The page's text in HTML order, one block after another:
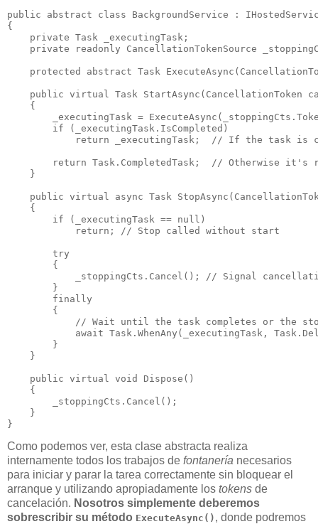
public abstract class BackgroundService :
{
private Task _executingTask;
private
readonly CancellationTokenSource
protected abstract Task ExecuteAsync
public virtual Task StartAsync (CancellationToken
    {
_executingTask =
if (_executingTask.IsCompleted)
return _executingTask; // If the task is
return Task.CompletedTask;
// Otherwise it's
    }
public virtual async Task StopAsync
    {
if (_executingTask == null )
return ; // Stop called without start
try
        {
            _stoppingCts.Cancel();
// Signal
        }
finally
        {
// Wait until the task completes or the
await Task.WhenAny(_executingTask,
        }
    }
public virtual void Dispose ()
    {
        _stoppingCts.Cancel();
    }
}
Como podemos ver, esta clase abstracta realiza
internamente todos los trabajos de fontanería necesarios
para iniciar y parar la tarea correctamente sin bloquear el
arranque y utilizando apropiadamente los tokens de
cancelación. Nosotros simplemente deberemos
sobrescribir su método ExecuteAsync() , donde podremos